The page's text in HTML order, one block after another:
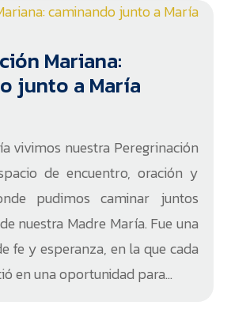
Mariana:
junto a María
vivimos nuestra Peregrinación
de encuentro, oración y
pudimos caminar juntos
nuestra Madre María. Fue una
fe y esperanza, en la que cada
en una oportunidad para...